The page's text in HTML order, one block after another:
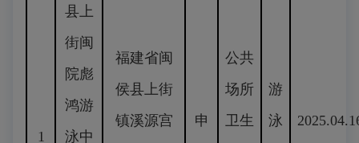
1
县上
街闽
院彪
鸿游
泳中
福建省闽
侯县上街
镇溪源宫
申
公共
场所
卫生
游
泳